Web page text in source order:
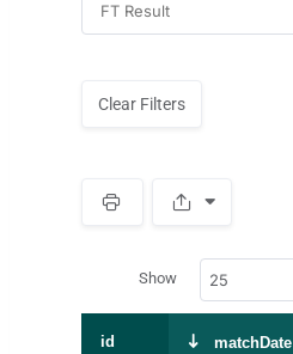
FT Result
Clear Filters
r
p
a
Show 25
id matchDate